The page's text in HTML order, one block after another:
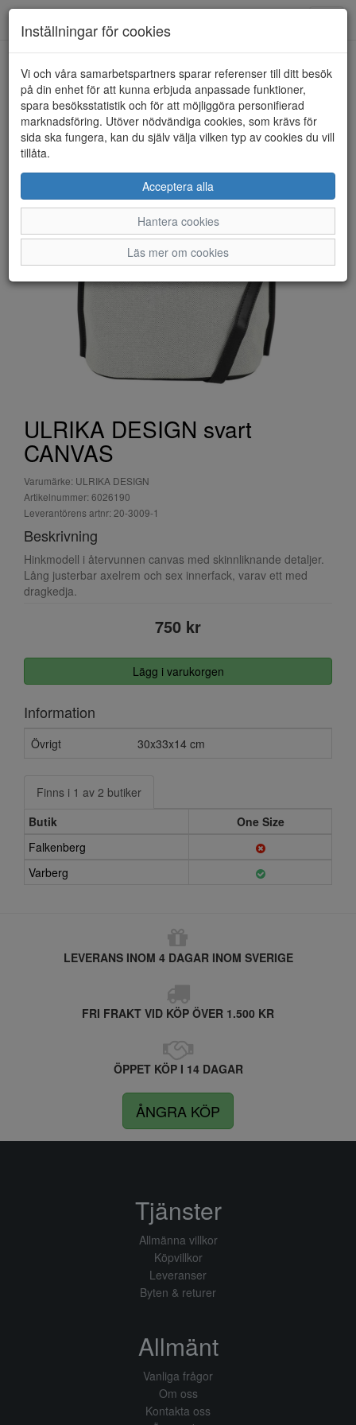
HEM ULRIKA DESIGN
ULRIKA DESIGN svart
CANVAS
Varumärke: ULRIKA DESIGN
Artikelnummer: 6026190
Leverantörens artnr: 20-3009-1
Beskrivning
Hinkmodell i återvunnen canvas med skinnliknande detaljer.
Lång justerbar axelrem och sex innerfack, varav ett med
dragkedja.
750 kr
Lägg i varukorgen
Information
Övrigt 30x33x14 cm
Finns i 1 av 2 butiker
Butik
One Size
Falkenberg
Varberg
LEVERANS INOM 4 DAGAR INOM SVERIGE
FRI FRAKT VID KÖP ÖVER 1.500 KR
ÖPPET KÖP I 14 DAGAR
ÅNGRA KÖP
Inställningar för cookies
Vi och våra samarbetspartners sparar referenser till ditt besök
på din enhet för att kunna erbjuda anpassade funktioner,
spara besöksstatistik och för att möjliggöra personifierad
marknadsföring. Utöver nödvändiga cookies, som krävs för
sida ska fungera, kan du själv välja vilken typ av cookies du vill
tillåta.
Acceptera alla
Hantera cookies
Läs mer om cookies
Tjänster
Allmänna villkor
Köpvillkor
Leveranser
Byten & returer
Allmänt
Vanliga frågor
Om oss
Kontakta oss